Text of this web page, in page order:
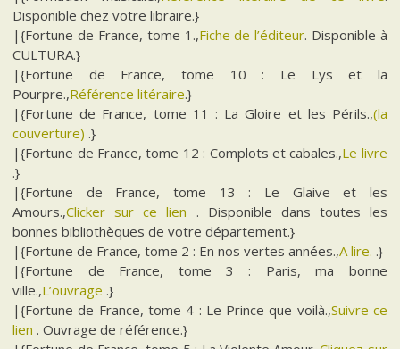
Disponible chez votre libraire.}
|{Fortune de France, tome 1.,Fiche de l’éditeur. Disponible à
CULTURA.}
|{Fortune de France, tome 10 : Le Lys et la
Pourpre.,Référence litéraire.}
|{Fortune de France, tome 11 : La Gloire et les Périls.,(la
couverture) .}
|{Fortune de France, tome 12 : Complots et cabales.,Le livre
.}
|{Fortune de France, tome 13 : Le Glaive et les
Amours.,Clicker sur ce lien . Disponible dans toutes les
bonnes bibliothèques de votre département.}
|{Fortune de France, tome 2 : En nos vertes années.,A lire. .}
|{Fortune de France, tome 3 : Paris, ma bonne
ville.,L’ouvrage .}
|{Fortune de France, tome 4 : Le Prince que voilà.,Suivre ce
lien . Ouvrage de référence.}